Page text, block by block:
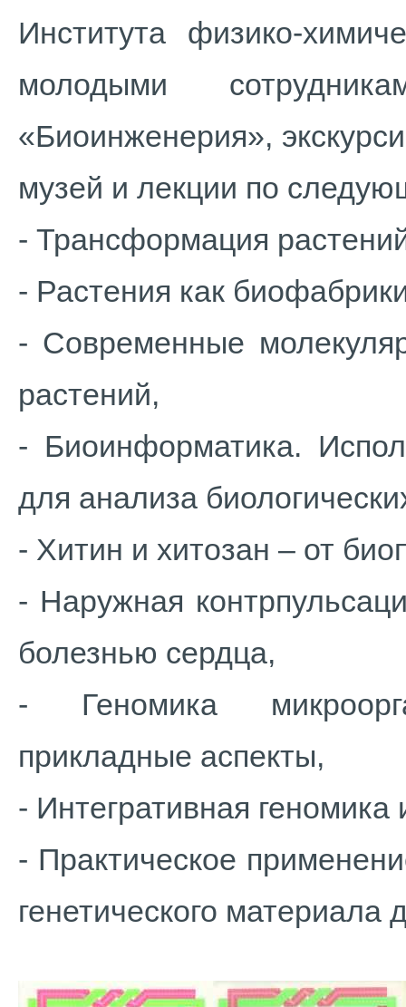
Института физико-
молодыми
«Биоинженерия»,
музей и лекции по
- Трансформация
- Растения как
- Современные
растений,
- Биоинформатика.
для анализа
- Хитин и хитозан – от
- Наружная
болезнью сердца,
- Геномика
прикладные аспекты,
- Интегративная
- Практическое
генетического материала